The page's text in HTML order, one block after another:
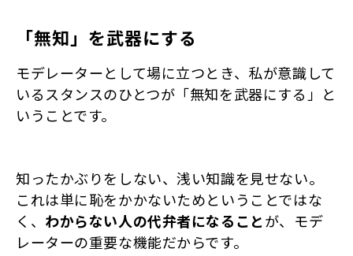
「無知」を武器にする
モデレーターとして場に立つとき、私が意識して
いるスタンスのひとつが「無知を武器にする」と
いうことです。
知ったかぶりをしない、浅い知識を見せない。
これは単に恥をかかないためということではな
く、 わからない人の代弁者になることが、モデ
レーターの重要な機能だからです。